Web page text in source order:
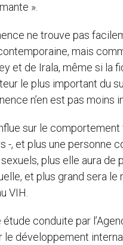
».
ne trouve pas
mais
et de Irala, même si la
le plus important du
n’en est pas moins
sur le comportement
-, et plus une personne
plus elle aura de
et plus grand sera le
VIH.
conduite par
le développement